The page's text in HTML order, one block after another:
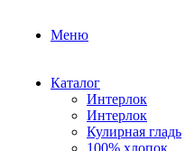
Меню
Каталог
Интерлок
Интерлок
Кулирная гладь
100% хлопок